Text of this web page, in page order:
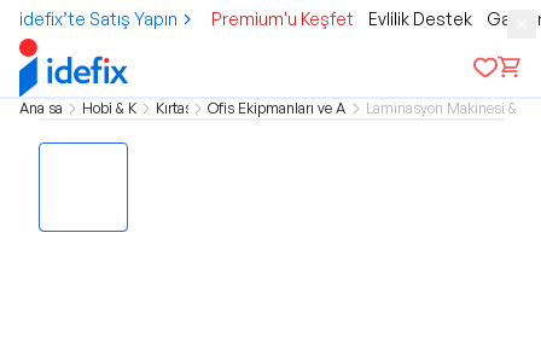
idefix’te Satış Yapın Premium'u Keşfet Evlilik Destek
Ana sayfa Hobi & KültürKırtasiyeOfis Ekipmanları ve AksesuarlarıLaminasyon Makinesi &